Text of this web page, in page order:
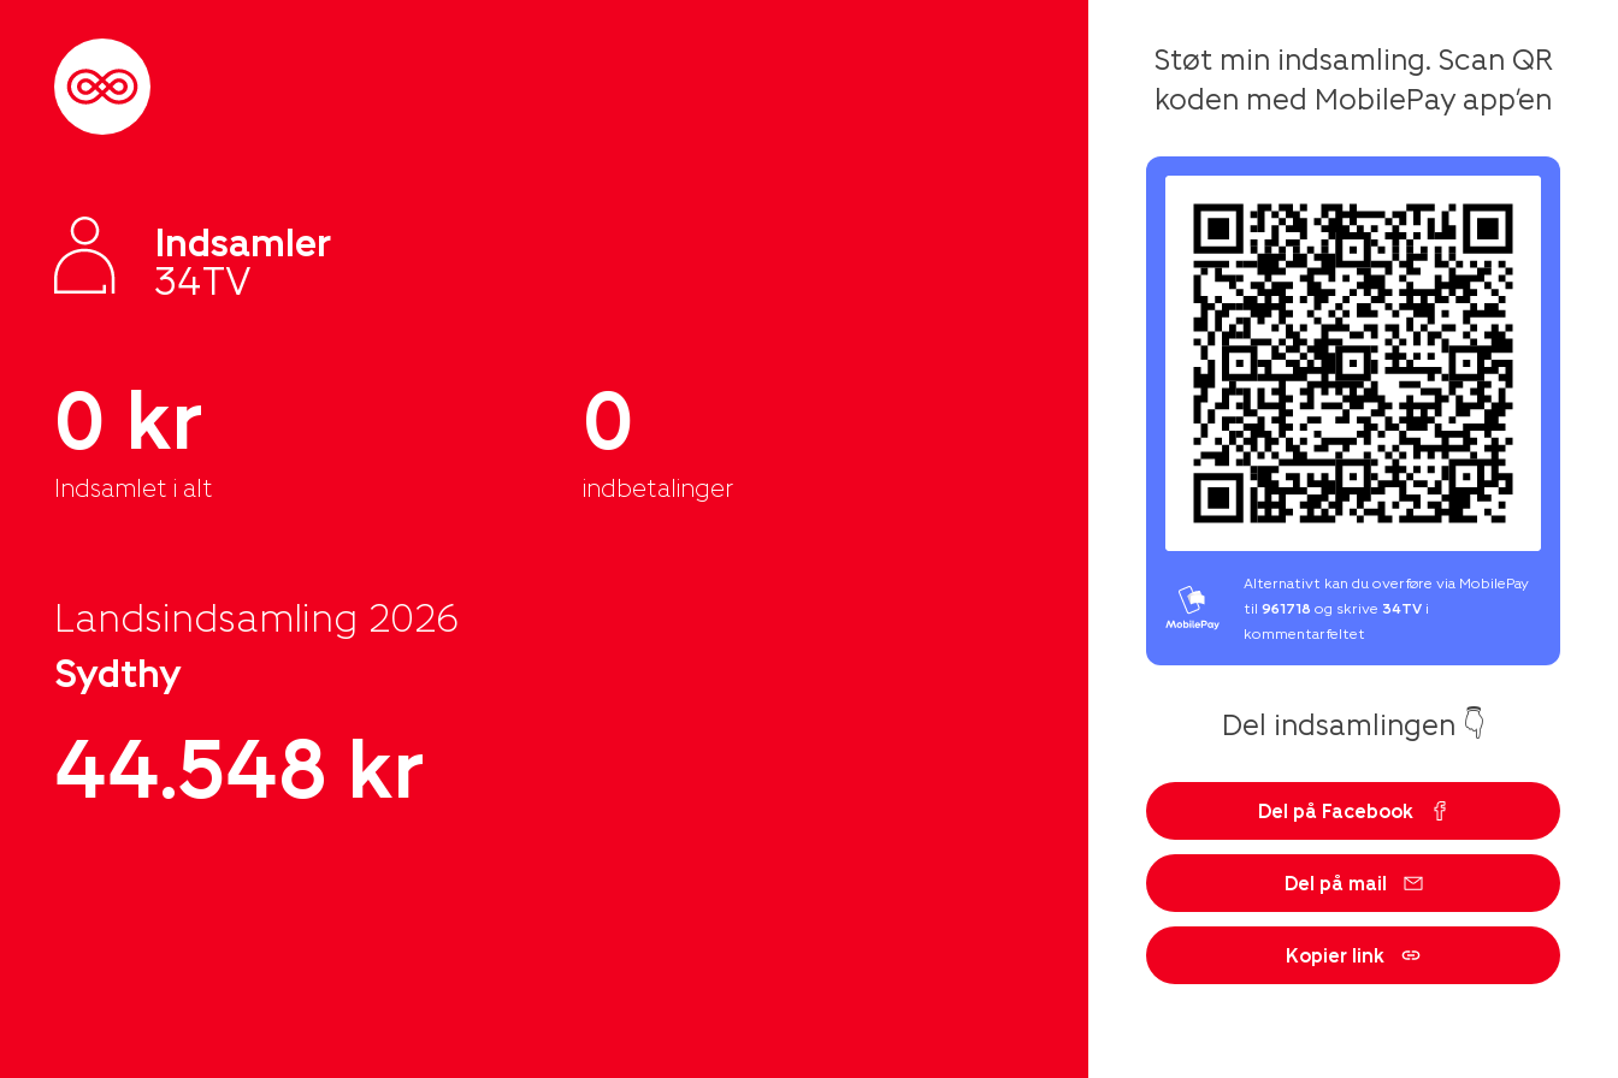
Indsamler
34TV
0 kr
Indsamlet i alt
0
indbetalinger
Landsindsamling 2026
Sydthy
44.548 kr
Støt min indsamling. Scan QR
koden med MobilePay app’en
Alternativt kan du overføre via MobilePay
til 961718 og skrive 34TV i
kommentarfeltet
Del indsamlingen 👇
Del på Facebook
Del på mail
Kopier link